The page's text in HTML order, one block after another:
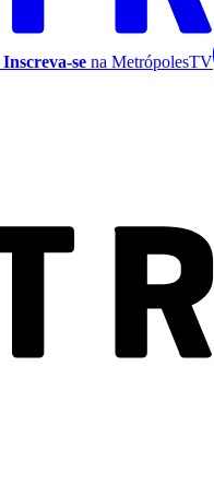
Inscreva-se na MetrópolesTV